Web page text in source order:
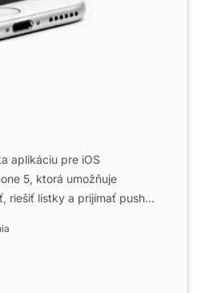
aplikáciu pre iOS
5, ktorá umožňuje
riešiť lístky a prijímať push